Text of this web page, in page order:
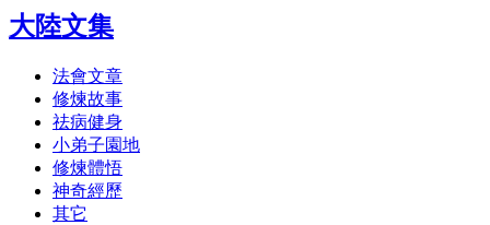
大陸文集
法會文章
修煉故事
祛病健身
小弟子園地
修煉體悟
神奇經歷
其它